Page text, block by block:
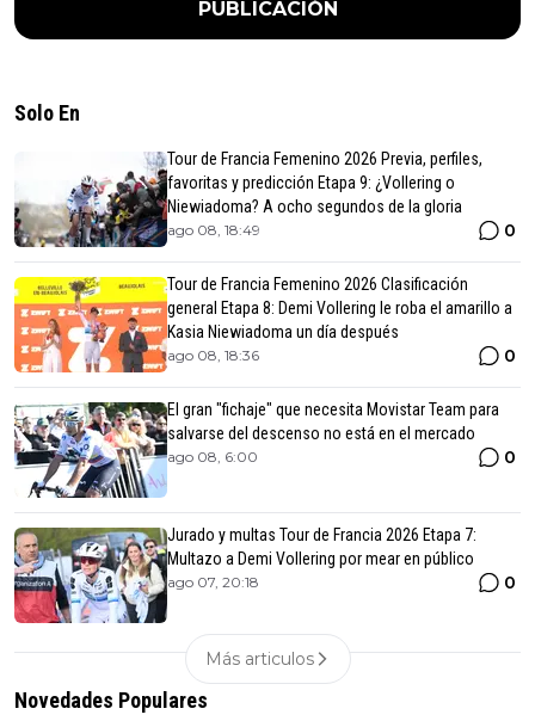
PUBLICACIÓN
Solo En
Tour de Francia Femenino 2026 Previa, perfiles,
favoritas y predicción Etapa 9: ¿Vollering o
Niewiadoma? A ocho segundos de la gloria
ago 08, 18:49 0
Tour de Francia Femenino 2026 Clasificación
general Etapa 8: Demi Vollering le roba el amarillo a
Kasia Niewiadoma un día después
ago 08, 18:36 0
El gran "fichaje" que necesita Movistar Team para
salvarse del descenso no está en el mercado
ago 08, 6:00 0
Jurado y multas Tour de Francia 2026 Etapa 7:
Multazo a Demi Vollering por mear en público
ago 07, 20:18 0
Más articulos
Novedades Populares